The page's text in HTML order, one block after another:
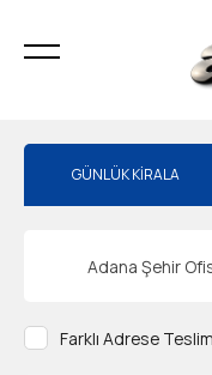
GÜNLÜK KİRALA
Adana Şehir
Farklı Adrese Teslim